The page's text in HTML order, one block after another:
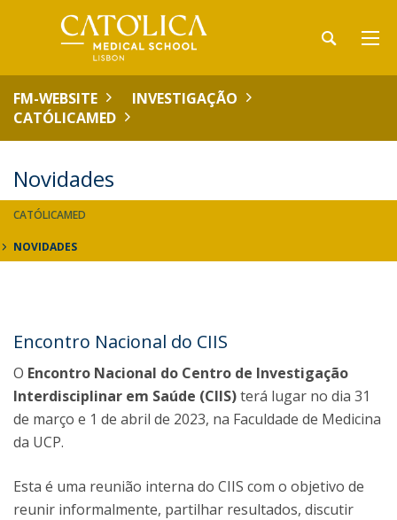
FM-WEBSITE
INVESTIGAÇÃO
CATÓLICAMED
Novidades
CATÓLICAMED
NOVIDADES
Encontro Nacional do CIIS
O Encontro Nacional do Centro de Investigação
Interdisciplinar em Saúde (CIIS)terá lugar no dia 31
de março e 1 de abril de 2023, na Faculdade de Medicina
da UCP.
Esta é uma reunião interna do CIIS com o objetivo de
reunir informalmente, partilhar resultados, discutir